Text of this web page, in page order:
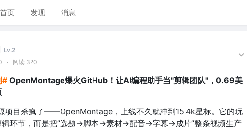
首页 发现 消息
Lv.2
· 阅读 320
#OpenMontage爆火GitHub！让AI编程助手当"剪辑团队"，0.69美
项目杀疯了——OpenMontage，上线不久就冲到15.4k星标。它的玩
辑环节，而是把”选题→脚本→素材→配音→字幕→成片”整条视频生产